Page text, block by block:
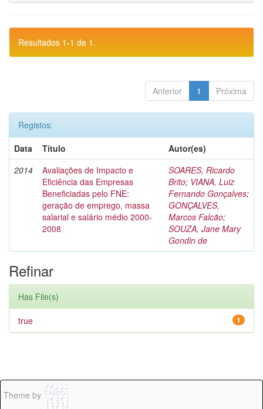
Resultados 1-1 de 1.
Anterior 1 Próxima
Registos:
Data
Título
Autor(es)
2014
Avaliações de Impacto e
Eficiência das Empresas
Beneficiadas pelo FNE:
geração de emprego, massa
salarial e salário médio 2000-
2008
SOARES, Ricardo
Brito; VIANA, Luiz
Fernando Gonçalves;
GONÇALVES,
Marcos Falcão;
SOUZA, Jane Mary
Gondin de
Refinar
Has File(s)
1
true
Theme by